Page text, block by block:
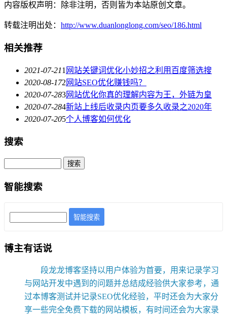
内容版权声明：除非注明，否则皆为本站原创文章。
转载注明出处： http://www.duanlonglong.com/seo/186.html
相关推荐
2021-07-211 网站关键词优化小妙招之利用百度筛选搜
2020-08-172 网站SEO优化赚钱吗？
2020-07-283网站优化你真的理解内容为王，外链为皇
2020-07-284新站上线后收录内页要多久收录之2020年
2020-07-205个人博客如何优化
搜索
智能搜索
智能搜索
博主有话说
段龙龙博客坚持以用户体验为首要，用来记录学习
与网站开发中遇到的问题并总结成经验供大家参考，通
过本博客测试并记录SEO优化经验，平时还会为大家分
享一些完全免费下载的网站模板，有时间还会为大家录